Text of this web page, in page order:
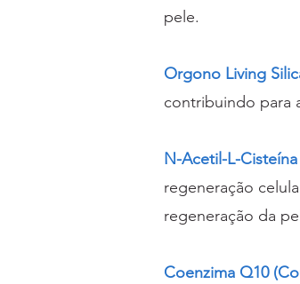
pele.
Orgono Living
contribuindo para
N-Acetil-L-
regeneração
regeneração da
Coenzima Q10